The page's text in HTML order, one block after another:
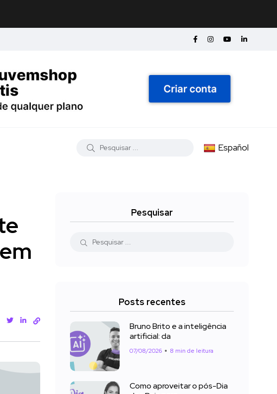
Español
Pesquisar
Posts recentes
Bruno Brito e a inteligência
artificial: da
07/08/2026 8 min de leitura
Como aproveitar o pós-Dia